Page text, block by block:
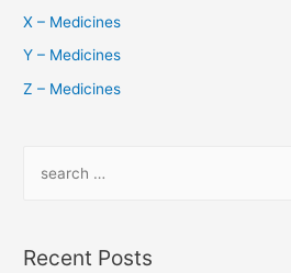
X – Medicines
Y – Medicines
Z – Medicines
rRecent Posts